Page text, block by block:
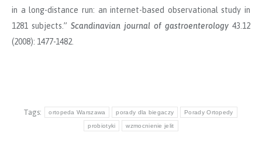
in a long-distance run: an internet-based observational study in
1281 subjects.” Scandinavian journal of gastroenterology 43.12
(2008): 1477-1482.
Tags: ortopeda Warszawa porady dla biegaczy Porady Ortopedy
probiotyki wzmocnienie jelit